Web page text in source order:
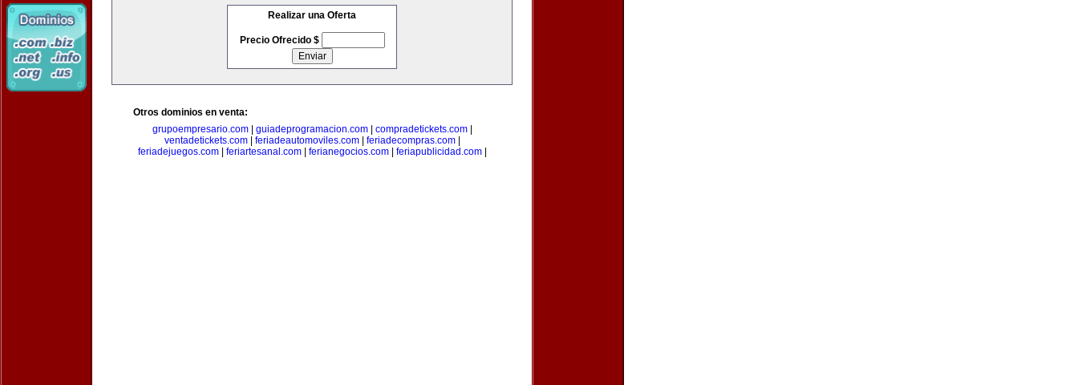
Realizar una Oferta
Precio Ofrecido $
Otros dominios en venta:
grupoempresario.com| guiadeprogramacion.com| compradetickets.com|
ventadetickets.com| feriadeautomoviles.com| feriadecompras.com|
feriadejuegos.com| feriartesanal.com| ferianegocios.com| feriapublicidad.com|